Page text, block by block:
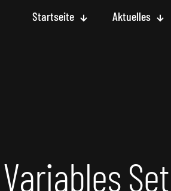
Startseite Aktuelles
Variables